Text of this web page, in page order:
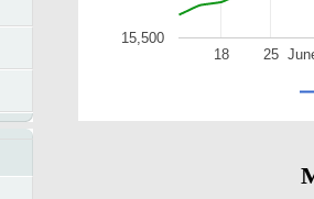
18 25
15,500